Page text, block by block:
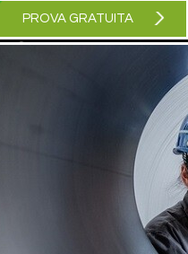
PROVA GRATUITA